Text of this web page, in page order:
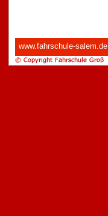
www.fahrschule-salem.de